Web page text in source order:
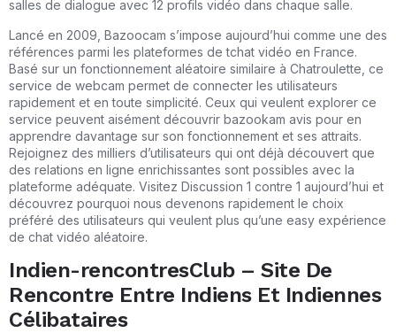
salles de dialogue avec 12 profils vidéo dans chaque salle.
Lancé en 2009, Bazoocam s’impose aujourd’hui comme une des
références parmi les plateformes de tchat vidéo en France.
Basé sur un fonctionnement aléatoire similaire à Chatroulette, ce
service de webcam permet de connecter les utilisateurs
rapidement et en toute simplicité. Ceux qui veulent explorer ce
service peuvent aisément découvrir bazookam avis pour en
apprendre davantage sur son fonctionnement et ses attraits.
Rejoignez des milliers d’utilisateurs qui ont déjà découvert que
des relations en ligne enrichissantes sont possibles avec la
plateforme adéquate. Visitez Discussion 1 contre 1 aujourd’hui et
découvrez pourquoi nous devenons rapidement le choix
préféré des utilisateurs qui veulent plus qu’une easy expérience
de chat vidéo aléatoire.
Indien-rencontresClub – Site De
Rencontre Entre Indiens Et Indiennes
Célibataires